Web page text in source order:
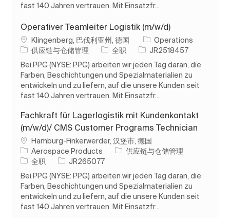
fast 140 Jahren vertrauen. Mit Einsatzfr...
Operativer Teamleiter Logistik (m/w/d)
位置Klingenberg, 巴伐利亚州, 德国
Operations
类别供应链与仓储管理 工作类型
全职 作业 ID
JR2518457
Bei PPG (NYSE: PPG) arbeiten wir jeden Tag daran, die
Farben, Beschichtungen und Spezialmaterialien zu
entwickeln und zu liefern, auf die unsere Kunden seit
fast 140 Jahren vertrauen. Mit Einsatzfr...
Fachkraft für Lagerlogistik mit Kundenkontakt
(m/w/d)/ CMS Customer Programs Technician
位置Hamburg-Finkerwerder, 汉堡市, 德国
Aerospace Products
类别供应链与仓储管理
工作类型
全职 作业 ID
JR265077
Bei PPG (NYSE: PPG) arbeiten wir jeden Tag daran, die
Farben, Beschichtungen und Spezialmaterialien zu
entwickeln und zu liefern, auf die unsere Kunden seit
fast 140 Jahren vertrauen. Mit Einsatzfr...